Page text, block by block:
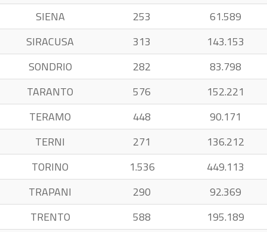
SIENA
253
61.589
SIRACUSA
313
143.153
SONDRIO
282
83.798
TARANTO
576
152.221
TERAMO
448
90.171
TERNI
271
136.212
TORINO
1.536
449.113
TRAPANI
290
92.369
TRENTO
588
195.189